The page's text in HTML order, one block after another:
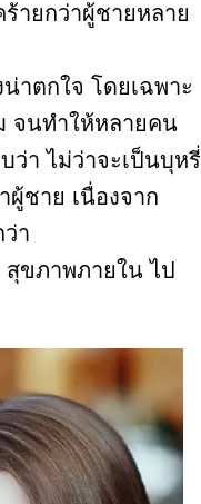
ายกว่าผู้ชายหลาย
าตกใจ โดยเฉพาะ
จนทำให้หลายคน
ว่า ไม่ว่าจะเป็นบุหรี่
ชาย เนื่องจาก
า
ขภาพภายใน ไป